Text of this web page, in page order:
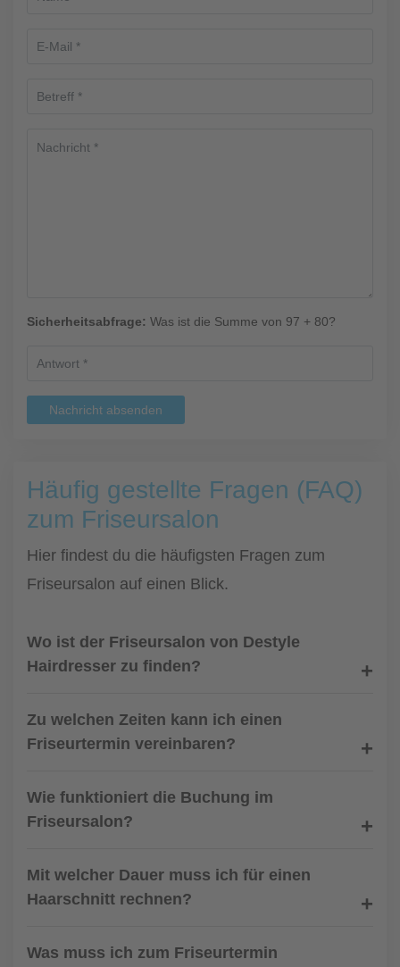
Sicherheitsabfrage: Was ist die Summe von 97 + 80?
Nachricht absenden
Häufig gestellte Fragen (FAQ)
zum Friseursalon
Hier findest du die häufigsten Fragen zum
Friseursalon auf einen Blick.
Wo ist der Friseursalon von Destyle
Hairdresser zu finden?
Zu welchen Zeiten kann ich einen
Friseurtermin vereinbaren?
Wie funktioniert die Buchung im
Friseursalon?
Mit welcher Dauer muss ich für einen
Haarschnitt rechnen?
Was muss ich zum Friseurtermin